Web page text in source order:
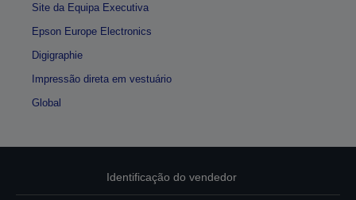
Site da Equipa Executiva
Epson Europe Electronics
Digigraphie
Impressão direta em vestuário
Global
Identificação do vendedor